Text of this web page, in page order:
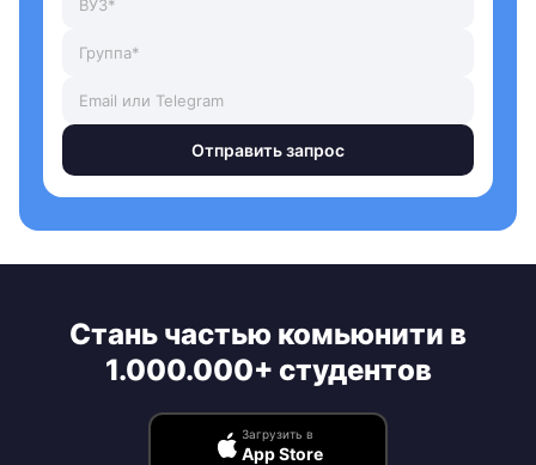
Отправить запрос
Стань частью комьюнити в
1.000.000+ студентов
Загрузить в
App Store